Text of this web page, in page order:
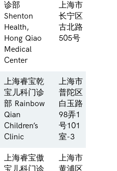
诊部
Shenton
Health,
Hong Qiao
Medical
Center
上海市
长宁区
古北路
505号
上海睿宝乾
宝儿科门诊
部 Rainbow
Qian
Children’s
Clinic
上海市
普陀区
白玉路
98弄1
号101
室-3
上海睿宝傲
上海市